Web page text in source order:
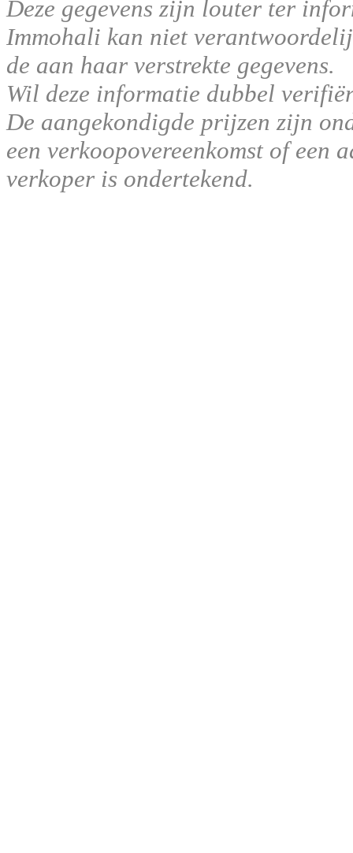
Deze gegevens zijn louter ter
Immohali kan niet
de aan haar verstrekte gegevens.
Wil deze informatie dubbel
De aangekondigde prijzen zijn
een verkoopovereenkomst of een
verkoper is ondertekend.